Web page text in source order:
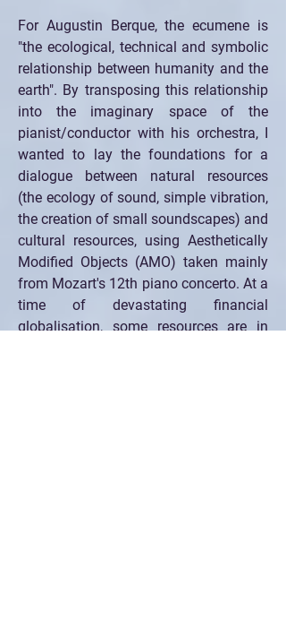
For Augustin Berque, the ecumene is
"the ecological, technical and symbolic
relationship between humanity and the
earth". By transposing this relationship
into the imaginary space of the
pianist/conductor with his orchestra, I
wanted to lay the foundations for a
dialogue between natural resources
(the ecology of sound, simple vibration,
the creation of small soundscapes) and
cultural resources, using Aesthetically
Modified Objects (AMO) taken mainly
from Mozart's 12th piano concerto. At a
time of devastating financial
globalisation, some resources are in